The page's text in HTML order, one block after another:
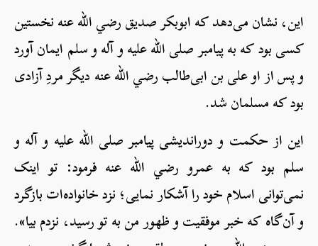
این، نشان می‌دهد که ابوبکر صدیق رضي الله عنه نخستین
کسی بود که به پیامبر صلی الله علیه و آله و سلم ایمان آورد
و پس از او علی بن ابی‌طالب رضي الله عنه دیگر مردِ آزادی
بود که مسلمان شد.
این از حکمت و دوراندیشی پیامبر صلی الله علیه و آله و
سلم بود که به عمرو رضي الله عنه فرمود: تو اینک
نمی‌توانی اسلام خود را آشکار نمایی؛ نزد خانواده‌ات بازگرد
و آن‌گاه که خبر موفقیت و ظهور من به تو رسید، نزدم بیا».